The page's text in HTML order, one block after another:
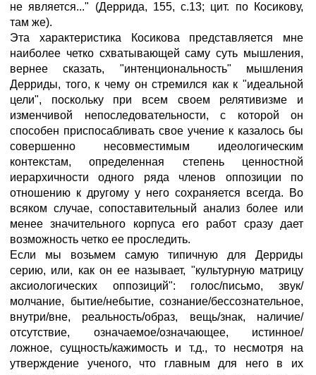
не является..." (Деррида, 155, с.13; цит. по Косикову,
там же).
Эта характеристика Косикова представляется мне
наиболее четко схватывающей саму суть мышления,
вернее сказать, "интенциональность" мышления
Дерриды, того, к чему он стремился как к "идеальной
цели", поскольку при всем своем релятивизме и
изменчивой непоследовательности, с которой он
способен приспосабливать свое учение к казалось бы
совершенно несовместимым идеологическим
контекстам, определенная степень ценностной
иерархичности одного ряда членов оппозиции по
отношению к другому у него сохраняется всегда. Во
всяком случае, сопоставительный анализ более или
менее значительного корпуса его работ сразу дает
возможность четко ее проследить.
Если мы возьмем самую типичную для Дерриды
серию, или, как он ее называет, "культурную матрицу
аксиологических оппозиций": голос/письмо, звук/
молчание, бытие/небытие, сознание/бессознательное,
внутри/вне, реальность/образ, вещь/знак, наличие/
отсутствие, означаемое/означающее, истинное/
ложное, сущность/кажимость и т.д., то несмотря на
утверждение ученого, что главным для него в их